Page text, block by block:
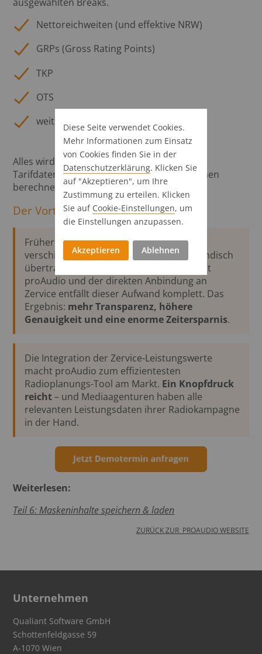
Nettoreichweiten (und effektive NRW)
GRPs (Gross Rating Points)
TKP
OTS
weitere gewünschte Breaks
Alles wird auf Basis der realen Sender- und
Tarifdaten, sowie der hinterlegten Konditionen
berechnet.
Der Vorteil für Agenturen
Früher mussten PlanerInnen zwischen
verschiedenen Tools wechseln, Werte händisch
übertragen und manuell kontrollieren. Mit
proAudio und der direkten Anbindung an
Zervice entfällt dieser Aufwand komplett. Das
Ergebnis: mehr Transparenz, höhere
Genauigkeit und eine enorme Zeitersparnis.
Die Integration der Zervice-Leistungswerte
macht proAudio zum effizientesten
Radioplanungs-Tool am Markt. Ein Knopfdruck
reicht– und Mediaagenturen haben alle
relevanten Leistungsdaten ihrer Radiokampagne
in der Hand.
Weiterlesen:
Teil 6: Maskeninhalte speichern & laden
ZURÜCK ZUR PROAUDIO WEBSITE
Unternehmen
Qualiant Software GmbH
Schottenfeldgasse 59
A-1070 Wien
Diese Seite verwendet Cookies.
Mehr Informationen zum Einsatz
von Cookies finden Sie in der
Datenschutz­erklärung. Klicken Sie
auf "Akzeptieren", um Ihre
Zustimmung zu erteilen. Klicken
Sie auf Cookie-Einstellungen, um
die Einstellungen anzupassen.
Akzeptieren Ablehnen